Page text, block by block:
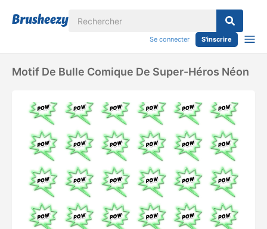
Se connecter S'inscrire
Motif De Bulle Comique De Super-Héros Néon